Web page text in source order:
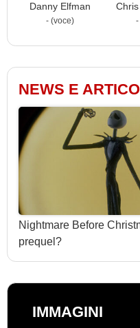
Danny Elfman
- (voce) -
NEWS E
Nightmare Before
prequel?
IMMAGINI